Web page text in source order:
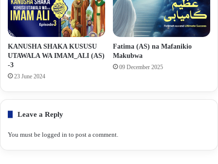
KANUSHA SHAKA KUSUSU
UTAWALA WA IMAM_ALI (AS)
-3
23 June 2024
Fatima (AS) na Mafanikio
Makubwa
09 December 2025
Leave a Reply
You must be logged in to post a comment.